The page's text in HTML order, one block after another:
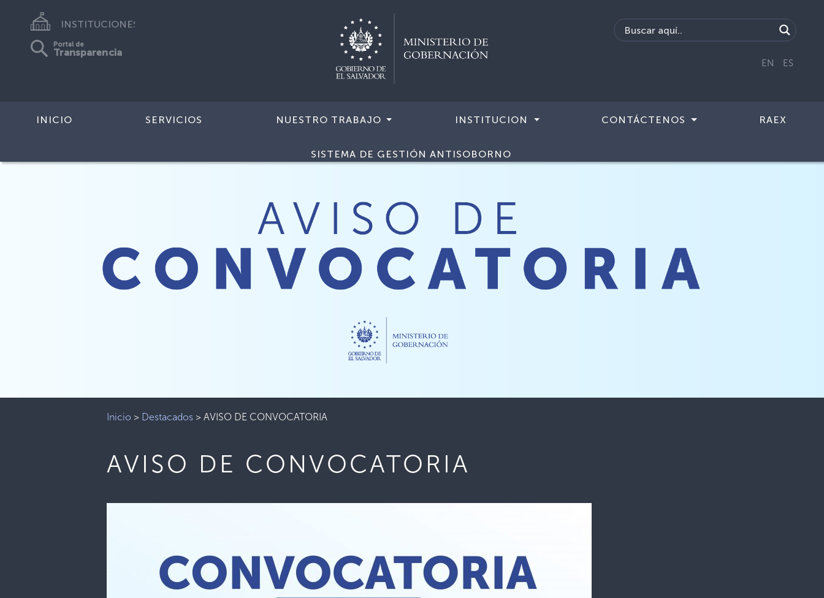
INSTITUCIONES
Portal de
Transparencia
EN ES
INICIO SERVICIOS NUESTRO TRABAJO INSTITUCION CONTÁCTENOS RAEX
SISTEMA DE GESTIÓN ANTISOBORNO
Inicio > Destacados >AVISO DE CONVOCATORIA
AVISO DE CONVOCATORIA